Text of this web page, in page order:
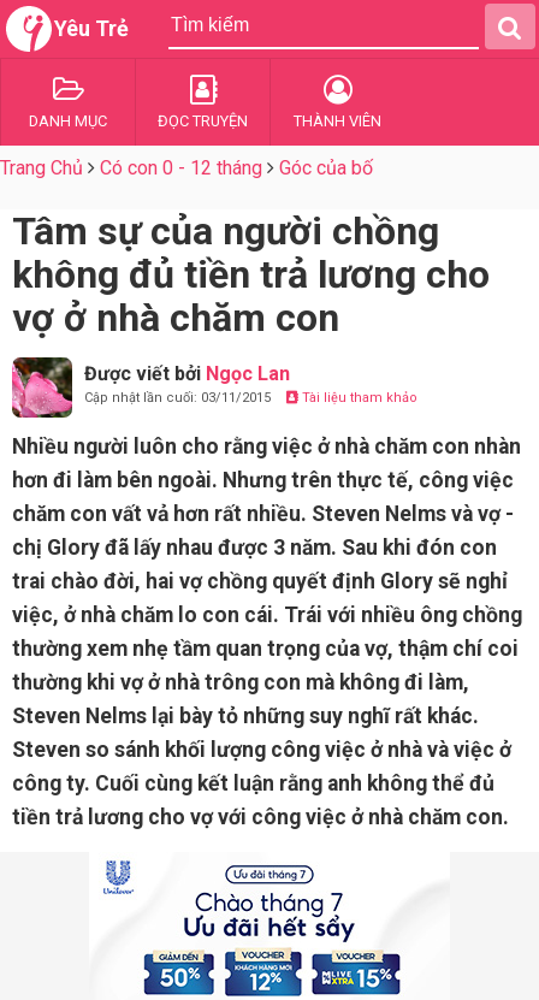
Yêu Trẻ
DANH MỤC ĐỌC TRUYỆN THÀNH VIÊN
Trang Chủ Có con 0 - 12 tháng Góc của bố
Tâm sự của người chồng
không đủ tiền trả lương cho
vợ ở nhà chăm con
Được viết bởi Ngọc Lan
Cập nhật lần cuối: 03/11/2015 Tài liệu tham khảo
Nhiều người luôn cho rằng việc ở nhà chăm con nhàn
hơn đi làm bên ngoài. Nhưng trên thực tế, công việc
chăm con vất vả hơn rất nhiều. Steven Nelms và vợ -
chị Glory đã lấy nhau được 3 năm. Sau khi đón con
trai chào đời, hai vợ chồng quyết định Glory sẽ nghỉ
việc, ở nhà chăm lo con cái. Trái với nhiều ông chồng
thường xem nhẹ tầm quan trọng của vợ, thậm chí coi
thường khi vợ ở nhà trông con mà không đi làm,
Steven Nelms lại bày tỏ những suy nghĩ rất khác.
Steven so sánh khối lượng công việc ở nhà và việc ở
công ty. Cuối cùng kết luận rằng anh không thể đủ
tiền trả lương cho vợ với công việc ở nhà chăm con.